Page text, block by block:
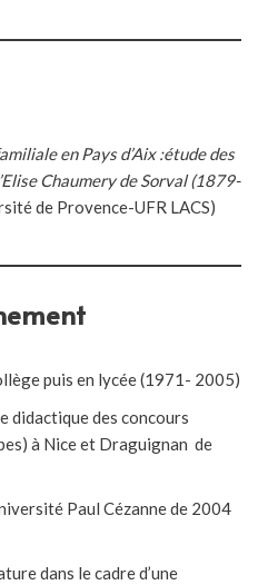
en Pays d’Aix :étude des
Chaumery de Sorval (1879-
de Provence-UFR LACS)
puis en lycée (1971- 2005)
didactique des concours
à Nice et Draguignan de
Paul Cézanne de 2004
dans le cadre d’une